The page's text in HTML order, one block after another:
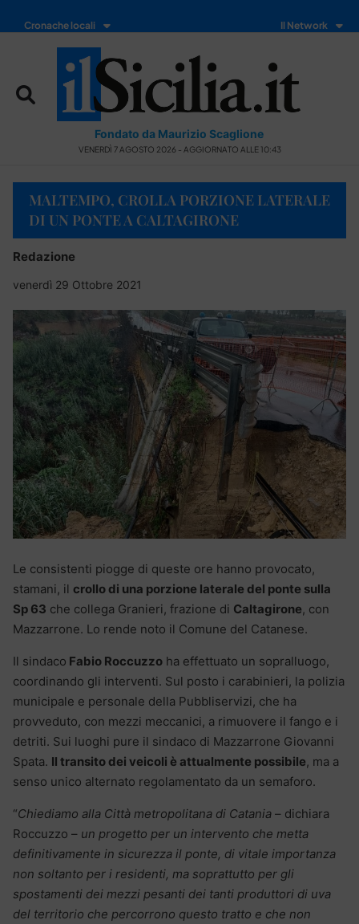
Cronache locali Il Network
Fondato da Maurizio Scaglione
VENERDÌ 7 AGOSTO 2026 - AGGIORNATO ALLE 10:43
MALTEMPO, CROLLA PORZIONE LATERALE
DI UN PONTE A CALTAGIRONE
Redazione
venerdì 29 Ottobre 2021
Le consistenti piogge di queste ore hanno provocato,
stamani, il crollo di una porzione laterale del ponte sulla
Sp 63 che collega Granieri, frazione di Caltagirone, con
Mazzarrone. Lo rende noto il Comune del Catanese.
Il sindaco Fabio Roccuzzo ha effettuato un sopralluogo,
coordinando gli interventi. Sul posto i carabinieri, la polizia
municipale e personale della Pubbliservizi, che ha
provveduto, con mezzi meccanici, a rimuovere il fango e i
detriti. Sui luoghi pure il sindaco di Mazzarrone Giovanni
Spata. Il transito dei veicoli è attualmente possibile, ma a
senso unico alternato regolamentato da un semaforo.
“Chiediamo alla Città metropolitana di Catania – dichiara
Roccuzzo – un progetto per un intervento che metta
definitivamente in sicurezza il ponte, di vitale importanza
non soltanto per i residenti, ma soprattutto per gli
spostamenti dei mezzi pesanti dei tanti produttori di uva
del territorio che percorrono questo tratto e che non